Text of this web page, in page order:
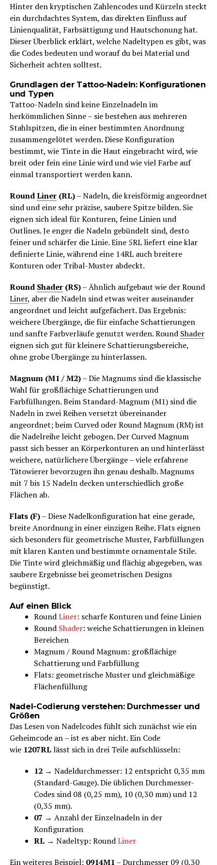
Hinter den kryptischen Zahlencodes und Kürzeln steckt
ein durchdachtes System, das direkten Einfluss auf
Linienqualität, Farbsättigung und Hautschonung hat.
Dieser Überblick erklärt, welche Nadeltypen es gibt, was
die Codes bedeuten und worauf du bei Material und
Sicherheit achten solltest.
Grundlagen der Tattoo-Nadeln: Konfigurationen
und Typen
Tattoo-Nadeln sind keine Einzelnadeln im
herkömmlichen Sinne – sie bestehen aus mehreren
Stahlspitzen, die in einer bestimmten Anordnung
zusammengelötet werden. Diese Konfiguration
bestimmt, wie Tinte in die Haut eingebracht wird, wie
breit oder fein eine Linie wird und wie viel Farbe auf
einmal transportiert werden kann.
RoundLiner (RL)– Nadeln, die kreisförmig angeordnet
sind und eine sehr präzise, saubere Spitze bilden. Sie
eignen sich ideal für Konturen, feine Linien und
Outlines. Je enger die Nadeln gebündelt sind, desto
feiner und schärfer die Linie. Eine 5RL liefert eine klar
definierte Linie, während eine 14RL auch breitere
Konturen oder Tribal-Muster abdeckt.
Round Shader (RS)– Ähnlich aufgebaut wie der Round
Liner, aber die Nadeln sind etwas weiter auseinander
angeordnet und leicht aufgefächert. Das Ergebnis:
weichere Übergänge, die für einfache Schattierungen
und sanfte Farbverläufe genutzt werden. Round Shader
eignen sich gut für kleinere Schattierungsbereiche,
ohne grobe Übergänge zu hinterlassen.
Magnum (M1 / M2)– Die Magnums sind die klassische
Wahl für großflächige Schattierungen und
Farbfüllungen. Beim Standard-Magnum (M1) sind die
Nadeln in zwei Reihen versetzt übereinander
angeordnet; beim Curved oder Round Magnum (RM) ist
die Nadelreihe leicht gebogen. Der Curved Magnum
passt sich besser an Körperkonturen an und hinterlässt
weichere, natürlichere Übergänge – viele erfahrene
Tätowierer bevorzugen ihn genau deshalb. Magnums
mit 7 bis 15 Nadeln decken unterschiedlich große
Flächen ab.
Flats (F)– Diese Nadelkonfiguration hat eine gerade,
breite Anordnung in einer einzigen Reihe. Flats eignen
sich besonders für geometrische Muster, Farbfüllungen
mit klaren Kanten und bestimmte ornamentale Stile.
Die Tinte wird gleichmäßig und flächig abgegeben, was
saubere Ergebnisse bei geometrischen Designs
begünstigt.
Auf einen Blick
RoundLiner: scharfe Konturen und feine Linien
Round Shader: weiche Schattierungen in kleinen
Bereichen
Magnum / Round Magnum: großflächige
Schattierung und Farbfüllung
Flats: geometrische Muster und gleichmäßige
Flächenfüllung
Nadel-Codierung verstehen: Durchmesser und
Größen
Das Lesen von Nadelcodes fühlt sich zunächst wie ein
Geheimcode an – ist es aber nicht. Ein Code
wie 1207RLlässt sich in drei Teile aufschlüsseln:
12 → Nadeldurchmesser: 12 entspricht 0,35 mm
(Standard-Gauge). Die üblichen Durchmesser-
Codes sind 08 (0,25 mm), 10 (0,30 mm) und 12
(0,35 mm).
07 → Anzahl der Einzelnadeln in der
Konfiguration
RL → Nadeltyp: RoundLiner
Ein weiteres Beispiel: 0914M1 – Durchmesser 09 (0,30